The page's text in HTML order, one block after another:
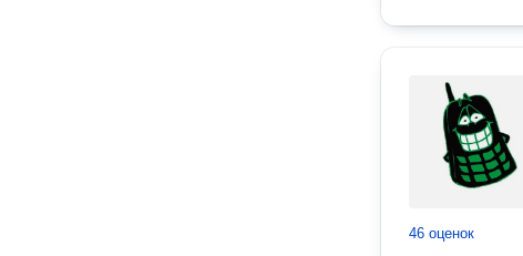
46 оценок